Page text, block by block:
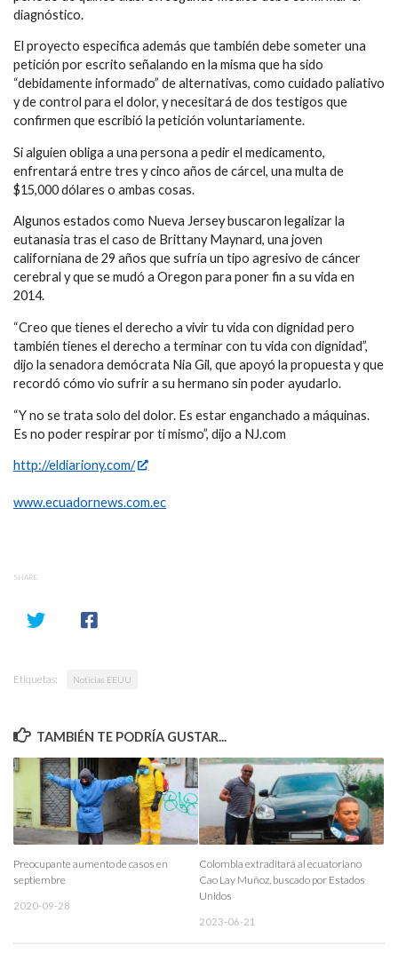
diagnóstico.
El proyecto especifica además que también debe someter una
petición por escrito señalando en la misma que ha sido
“debidamente informado” de alternativas, como cuidado paliativo
y de control para el dolor, y necesitará de dos testigos que
confirmen que escribió la petición voluntariamente.
Si alguien obliga a una persona a pedir el medicamento,
enfrentará entre tres y cinco años de cárcel, una multa de
$15,000 dólares o ambas cosas.
Algunos estados como Nueva Jersey buscaron legalizar la
eutanasia tras el caso de Brittany Maynard, una joven
californiana de 29 años que sufría un tipo agresivo de cáncer
cerebral y que se mudó a Oregon para poner fin a su vida en
2014.
“Creo que tienes el derecho a vivir tu vida con dignidad pero
también tienes el derecho a terminar con tu vida con dignidad”,
dijo la senadora demócrata Nia Gil, que apoyó la propuesta y que
recordó cómo vio sufrir a su hermano sin poder ayudarlo.
“Y no se trata solo del dolor. Es estar enganchado a máquinas.
Es no poder respirar por ti mismo”, dijo a NJ.com
http://eldiariony.com/
www.ecuadornews.com.ec
SHARE
Etiquetas: Noticias EEUU
TAMBIÉN TE PODRÍA GUSTAR...
Preocupante aumento de casos en
septiembre
2020-09-28
Colombia extraditará al ecuatoriano
Cao Lay Muñoz, buscado por Estados
Unidos
2023-06-21